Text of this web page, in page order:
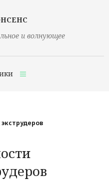
и волнующее